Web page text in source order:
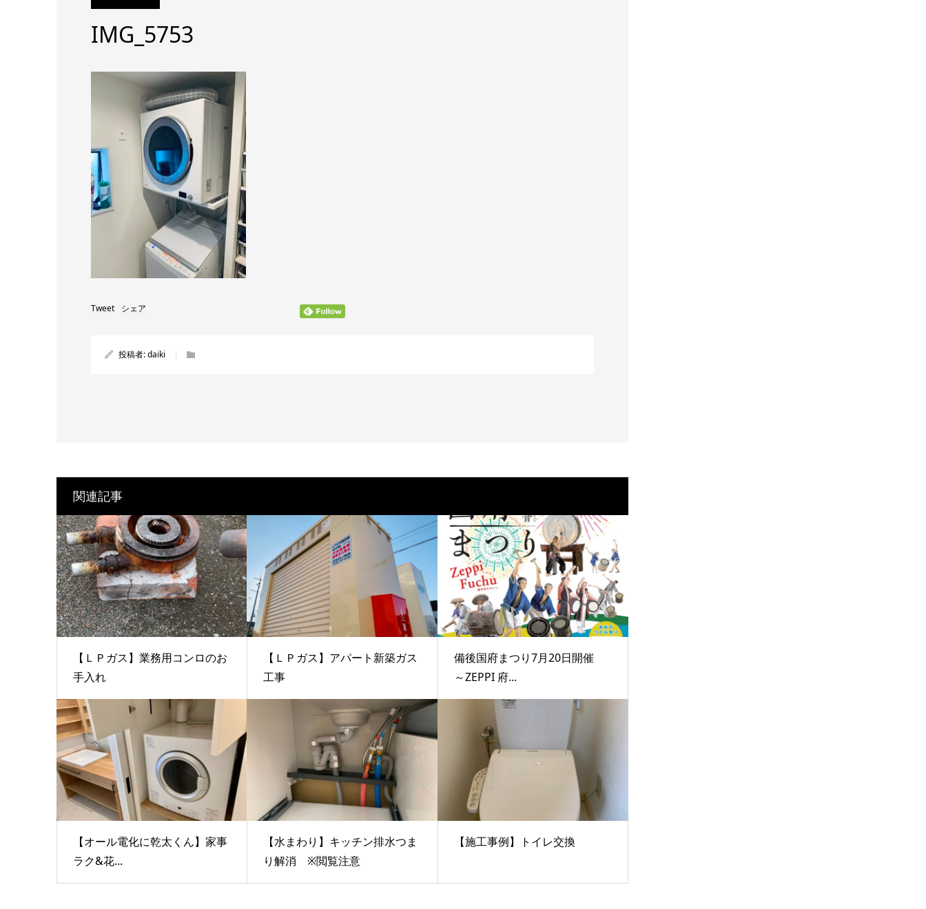
IMG_5753
Tweet シェア
投稿者:daiki
関連記事
【ＬＰガス】業務用コンロのお
手入れ
【ＬＰガス】アパート新築ガス
工事
備後国府まつり7月20日開催
～ZEPPI 府...
【オール電化に乾太くん】家事
ラク&花...
【水まわり】キッチン排水つま
り解消 ※閲覧注意
【施工事例】トイレ交換